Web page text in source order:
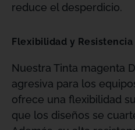
reduce el desperdicio.
Flexibilidad y Resistencia
Nuestra Tinta magenta
agresiva para los
ofrece una flexibilidad
que los diseños se